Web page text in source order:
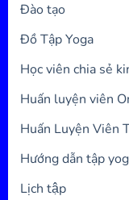
Đào tạo
Đồ Tập Yoga
Học viên chia sẻ
Huấn luyện viên
Huấn Luyện Viên
Hướng dẫn tập
Lịch tập